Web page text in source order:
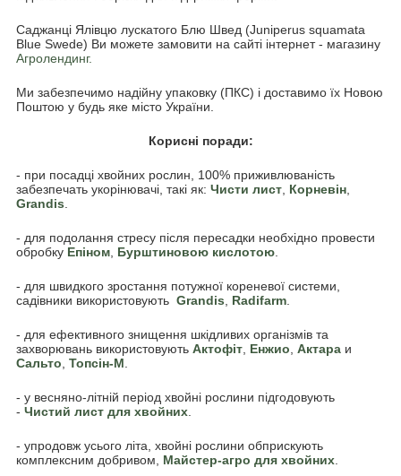
Саджанці Ялівцю лускатого Блю Швед (Juniperus squamata
Blue Swede) Ви можете замовити на сайті інтернет - магазину
Агролендинг.
Ми забезпечимо надійну упаковку (ПКС) і доставимо їх Новою
Поштою у будь яке місто України.
Корисні поради:
- при посадці хвойних рослин, 100% приживлюваність
забезпечать укорінювачі, такі як: Чисти лист Корневін
Grandis
- для подолання стресу після пересадки необхідно провести
обробку Епіном Бурштиновою кислотою
- для швидкого зростання потужної кореневої системи,
садівники використовують Grandis Radifarm
- для ефективного знищення шкідливих організмів та
захворювань використовують Актофіт Енжио Актара и
Сальто Топсін-М
- у весняно-літній період хвойні рослини підгодовують
- Чистий лист для хвойних
- упродовж усього літа, хвойні рослини обприскують
комплексним добривом, Майстер-агро для хвойних